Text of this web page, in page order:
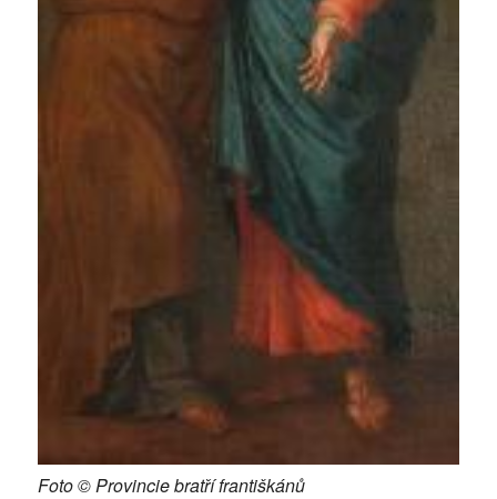
Foto © Provincie bratří františkánů